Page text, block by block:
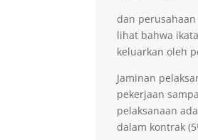
dan
lihat bahwa
keluarkan oleh
Jaminan
pekerjaan
pelaksanaan
dalam kontrak